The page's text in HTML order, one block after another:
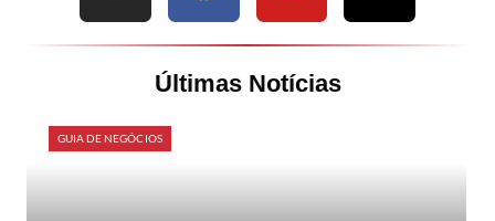
Últimas Notícias
GUIA DE NEGÓCIOS